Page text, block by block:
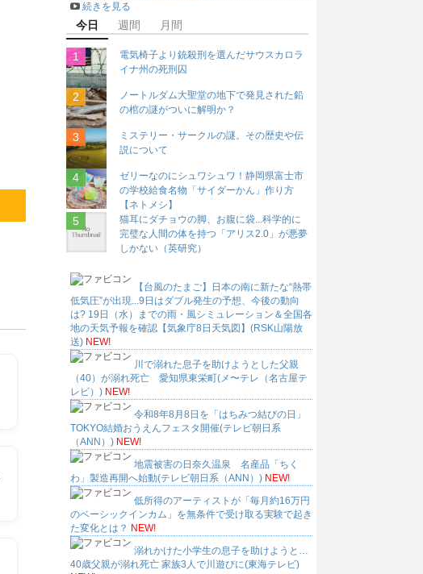
続きを見る
今日 週間 月間
電気椅子より銃殺刑を選んだサウスカロラ
イナ州の死刑囚
ノートルダム大聖堂の地下で発見された鉛
の棺の謎がついに解明か？
ミステリー・サークルの謎。その歴史や伝
説について
ゼリーなのにシュワシュワ！静岡県富士市
の学校給食名物「サイダーかん」作り方
【ネトメシ】
猫耳にダチョウの脚、お腹に袋...科学的に
完璧な人間の体を持つ「アリス2.0」が悪夢
しかない（英研究）
【台風のたまご】日本の南に新たな“熱帯
低気圧”が出現...9日はダブル発生の予想、今後の動向
は? 19日（水）までの雨・風シミュレーション＆全国各
地の天気予報を確認【気象庁8日天気図】(RSK山陽放
送) NEW!
川で溺れた息子を助けようとした父親
（40）が溺れ死亡 愛知県東栄町(メ〜テレ（名古屋テ
レビ）) NEW!
令和8年8月8日を「はちみつ結びの日」
TOKYO結婚おうえんフェスタ開催(テレビ朝日系
（ANN）) NEW!
地震被害の日奈久温泉 名産品「ちく
わ」製造再開へ始動(テレビ朝日系（ANN）) NEW!
低所得のアーティストが「毎月約16万円
のベーシックインカム」を無条件で受け取る実験で起き
た変化とは？ NEW!
溺れかけた小学生の息子を助けようと…
40歳父親が溺れ死亡 家族3人で川遊びに(東海テレビ)